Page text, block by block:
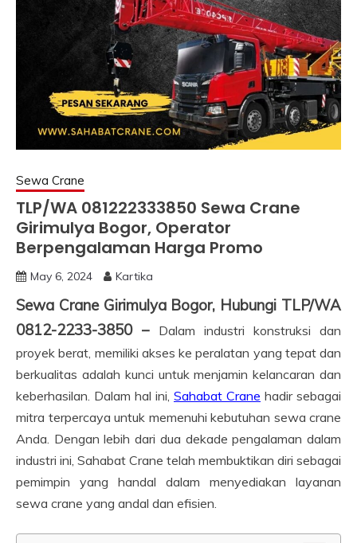
Sewa Crane
TLP/WA 081222333850 Sewa Crane
Girimulya Bogor, Operator
Berpengalaman Harga Promo
May 6, 2024 Kartika
Sewa Crane Girimulya Bogor, Hubungi TLP/WA
0812-2233-3850 – Dalam industri konstruksi dan
proyek berat, memiliki akses ke peralatan yang tepat dan
berkualitas adalah kunci untuk menjamin kelancaran dan
keberhasilan. Dalam hal ini, Sahabat Crane hadir sebagai
mitra terpercaya untuk memenuhi kebutuhan sewa crane
Anda. Dengan lebih dari dua dekade pengalaman dalam
industri ini, Sahabat Crane telah membuktikan diri sebagai
pemimpin yang handal dalam menyediakan layanan
sewa crane yang andal dan efisien.